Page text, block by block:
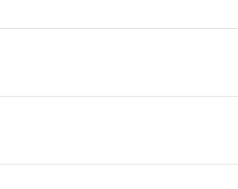
Emballage